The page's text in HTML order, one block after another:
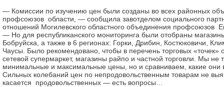
— Комиссии по изучению цен были созданы во всех районных
профсоюзов области, — сообщила завотделом социального
отношений Могилевского областного объединения проф­союзов
— Но для республиканского мониторинга были отобраны
Бобруйска, а также в 6 регионах: Горки, Дрибин, Костюковичи,
Чаусы. Было рекомендовано, чтобы в перечень торговых «точек»
сетевой супермаркет, магазины райпо и частной торговли. Мы не
минимальные и максимальные цены, но и сравниваем, какие они
Сильных колебаний цен по непродовольственным товарам не
касается продовольственных — есть вопросы…